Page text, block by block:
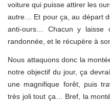
voiture qui puisse attirer les
autre… Et pour ça, au départ
anti-ours… Chacun y laisse
randonnée, et le récupère à
Nous attaquons donc la
notre objectif du jour, ça
une magnifique forêt, puis
très joli tout ça… Bref, la